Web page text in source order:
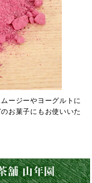
ージーやヨーグルトに
お菓子にもお使いいた